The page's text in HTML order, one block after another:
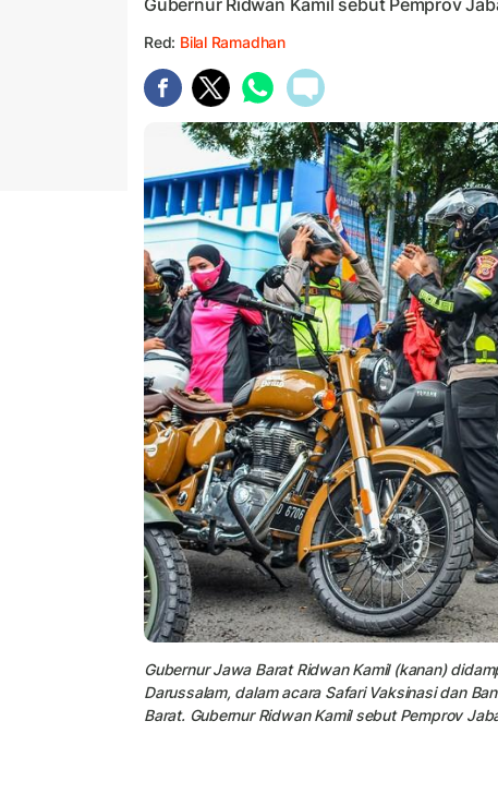
Red: Bilal Ramadhan
Gubernur Jawa Barat Ridwan Kamil (kanan)
Darussalam, dalam acara Safari Vaksinasi dan
Barat. Gubernur Ridwan Kamil sebut Pemprov